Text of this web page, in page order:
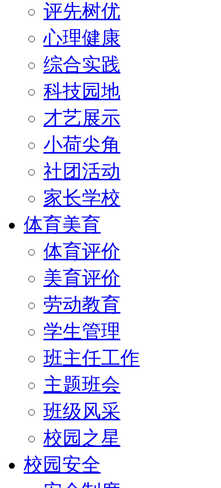
评先树优
心理健康
综合实践
科技园地
才艺展示
小荷尖角
社团活动
家长学校
体育美育
体育评价
美育评价
劳动教育
学生管理
班主任工作
主题班会
班级风采
校园之星
校园安全